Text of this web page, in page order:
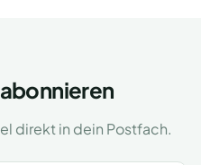
direkt in dein Postfach.